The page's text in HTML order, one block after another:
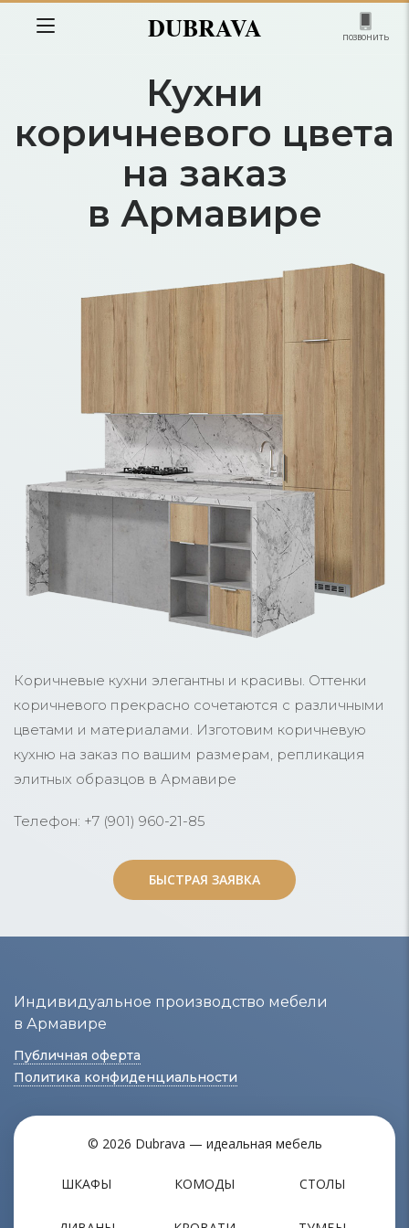
DUBRAVA позвонить
Кухни
коричневого цвета
на заказ
в Армавире
Коричневые кухни элегантны и красивы. Оттенки
коричневого прекрасно сочетаются с различными
цветами и материалами. Изготовим коричневую
кухню на заказ по вашим размерам, репликация
элитных образцов в Армавире
Телефон: +7 (901) 960-21-85
БЫСТРАЯ ЗАЯВКА
БЫСТРАЯ ЗАЯВКА
Индивидуальное производство мебели
в Армавире
Публичная оферта
Политика конфиденциальности
© 2026 Dubrava — идеальная мебель
ШКАФЫ КОМОДЫ СТОЛЫ